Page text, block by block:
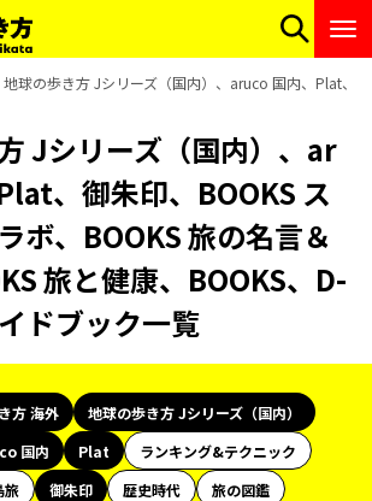
地球の歩き方 Jシリーズ（国内）、aruco 国内、Plat、
Jシリーズ（国内）、ar
、御朱印、BOOKS ス
ボ、BOOKS 旅の名言＆
旅と健康、BOOKS、D-
ドブック一覧
方 海外
地球の歩き方 Jシリーズ（国内）
国内 Plat
ランキング&テクニック
旅 御朱印 歴史時代
旅の図鑑